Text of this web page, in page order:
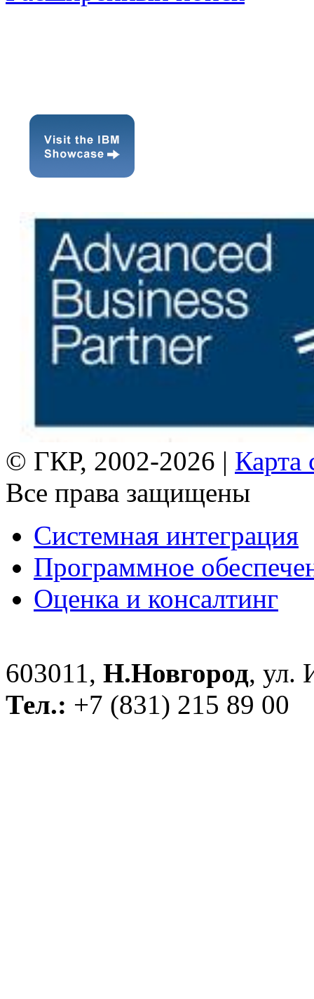
© ГКР, 2002-2026 | Карта
Все права защищены
Системная интеграция
Программное
Оценка и консалтинг
603011, Н.Новгород, ул.
Тел.: +7 (831) 215 89 00